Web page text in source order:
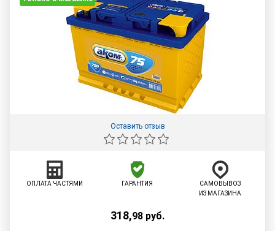
Оставить отзыв
ОПЛАТА ЧАСТЯМИ ГАРАНТИЯ
САМОВЫВОЗ
ИЗ МАГАЗИНА
318,98 руб.